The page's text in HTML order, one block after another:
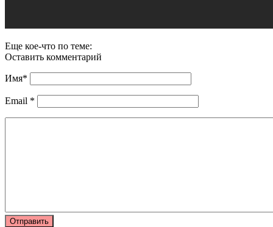
Еще кое-что по теме:
Оставить комментарий
Имя*
Email *